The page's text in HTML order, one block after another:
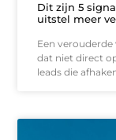
Dit zijn 5
uitstel meer
Een verouderde
dat niet direct
leads die